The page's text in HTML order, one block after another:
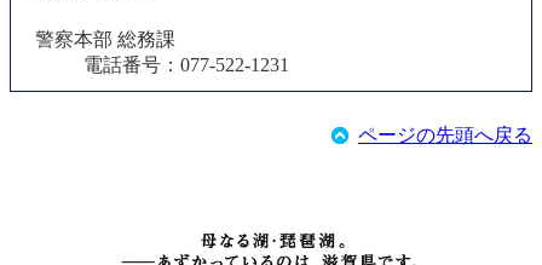
警察本部 総務課
電話番号：077-522-1231
ページの先頭へ戻る